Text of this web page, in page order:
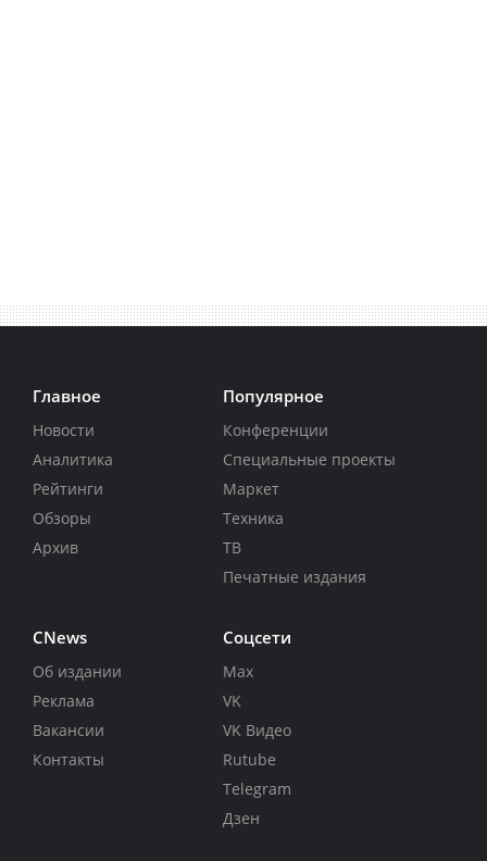
Главное
Новости
Аналитика
Рейтинги
Обзоры
Архив
Популярное
Конференции
Специальные проекты
Маркет
Техника
ТВ
Печатные издания
CNews
Об издании
Реклама
Вакансии
Контакты
Соцсети
Max
VK
VK Видео
Rutube
Telegram
Дзен